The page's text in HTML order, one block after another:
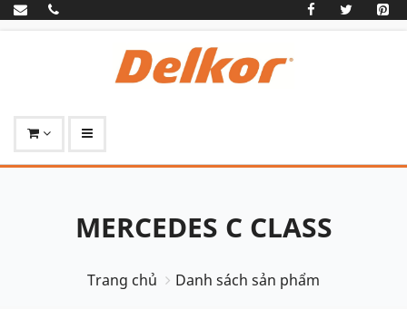
MERCEDES C CLASS
Trang chủ Danh sách sản phẩm